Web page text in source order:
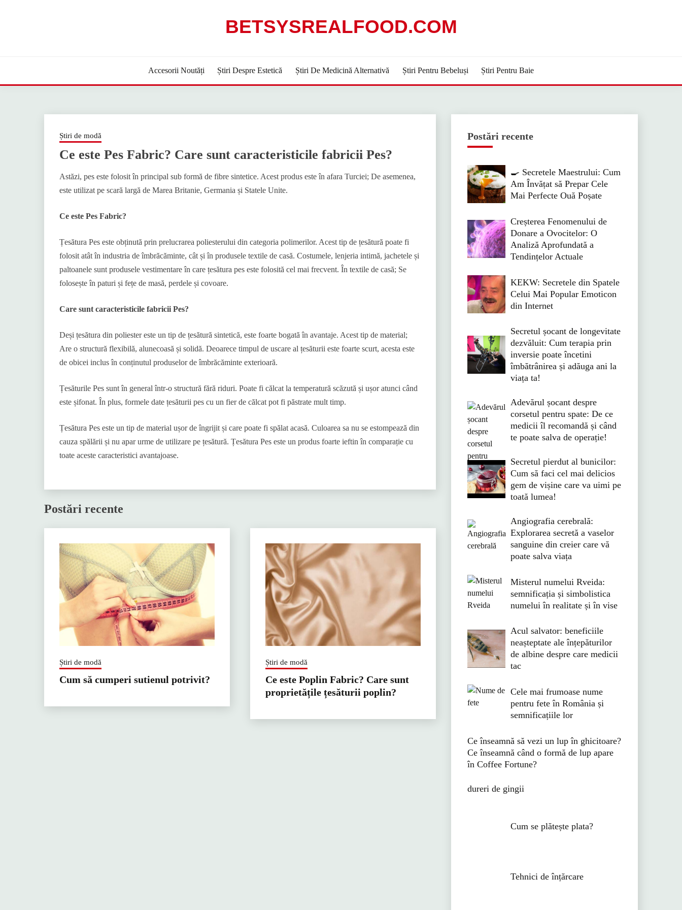
BETSYSREALFOOD.COM
Accesorii Noutăți Știri Despre Estetică Știri De Medicină Alternativă Știri Pentru Bebeluși Știri Pentru Baie
Știri de modă
Ce este Pes Fabric? Care sunt caracteristicile fabricii Pes?
Astăzi, pes este folosit în principal sub formă de fibre sintetice. Acest produs este în afara Turciei; De asemenea,
este utilizat pe scară largă de Marea Britanie, Germania și Statele Unite.
Ce este Pes Fabric?
Țesătura Pes este obținută prin prelucrarea poliesterului din categoria polimerilor. Acest tip de țesătură poate fi
folosit atât în ​​industria de îmbrăcăminte, cât și în produsele textile de casă. Costumele, lenjeria intimă, jachetele și
paltoanele sunt produsele vestimentare în care țesătura pes este folosită cel mai frecvent. În textile de casă; Se
folosește în paturi și fețe de masă, perdele și covoare.
Care sunt caracteristicile fabricii Pes?
Deși țesătura din poliester este un tip de țesătură sintetică, este foarte bogată în avantaje. Acest tip de material;
Are o structură flexibilă, alunecoasă și solidă. Deoarece timpul de uscare al țesăturii este foarte scurt, acesta este
de obicei inclus în conținutul produselor de îmbrăcăminte exterioară.
Țesăturile Pes sunt în general într-o structură fără riduri. Poate fi călcat la temperatură scăzută și ușor atunci când
este șifonat. În plus, formele date țesăturii pes cu un fier de călcat pot fi păstrate mult timp.
Țesătura Pes este un tip de material ușor de îngrijit și care poate fi spălat acasă. Culoarea sa nu se estompează din
cauza spălării și nu apar urme de utilizare pe țesătură. Țesătura Pes este un produs foarte ieftin în comparație cu
toate aceste caracteristici avantajoase.
Postări recente
Știri de modă
Cum să cumperi sutienul potrivit?
Știri de modă
Ce este Poplin Fabric? Care sunt
proprietățile țesăturii poplin?
Postări recente
🍳 Secretele Maestrului: Cum
Am Învățat să Prepar Cele
Mai Perfecte Ouă Poșate
Creșterea Fenomenului de
Donare a Ovocitelor: O
Analiză Aprofundată a
Tendințelor Actuale
KEKW: Secretele din Spatele
Celui Mai Popular Emoticon
din Internet
Secretul șocant de longevitate
dezvăluit: Cum terapia prin
inversie poate încetini
îmbătrânirea și adăuga ani la
viața ta!
Adevărul șocant despre
corsetul pentru spate: De ce
medicii îl recomandă și când
te poate salva de operație!
Secretul pierdut al bunicilor:
Cum să faci cel mai delicios
gem de vișine care va uimi pe
toată lumea!
Angiografia cerebrală:
Explorarea secretă a vaselor
sanguine din creier care vă
poate salva viața
Misterul numelui Rveida:
semnificația și simbolistica
numelui în realitate și în vise
Acul salvator: beneficiile
neașteptate ale înțepăturilor
de albine despre care medicii
tac
Cele mai frumoase nume
pentru fete în România și
semnificațiile lor
Ce înseamnă să vezi un lup în ghicitoare?
Ce înseamnă când o formă de lup apare
în Coffee Fortune?
dureri de gingii
Cum se plătește plata?
Tehnici de înțărcare